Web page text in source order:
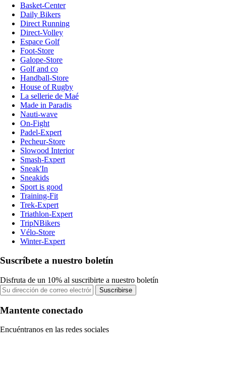
Basket-Center
Daily Bikers
Direct Running
Direct-Volley
Espace Golf
Foot-Store
Galope-Store
Golf and co
Handball-Store
House of Rugby
La sellerie de Maé
Made in Paradis
Nauti-wave
On-Fight
Padel-Expert
Pecheur-Store
Slowood Interior
Smash-Expert
Sneak'In
Sneakids
Sport is good
Training-Fit
Trek-Expert
Triathlon-Expert
TripNBikers
Vélo-Store
Winter-Expert
Suscríbete a nuestro boletín
Disfruta de un 10% al suscribirte a nuestro boletín
Suscribirse
Mantente conectado
Encuéntranos en las redes sociales